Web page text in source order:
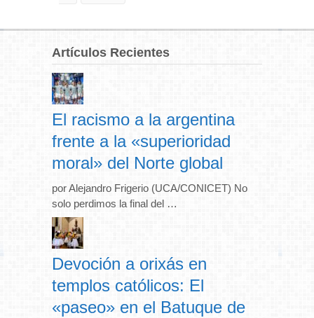
Artículos Recientes
El racismo a la argentina
frente a la «superioridad
moral» del Norte global
por Alejandro Frigerio (UCA/CONICET) No
solo perdimos la final del …
Devoción a orixás en
templos católicos: El
«paseo» en el Batuque de